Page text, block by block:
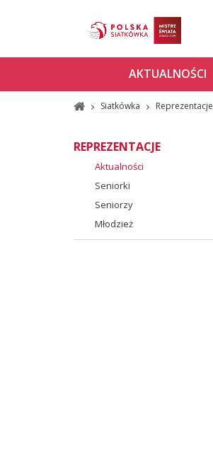
AKTUALNOŚCI
Siatkówka Reprezentacje
REPREZENTACJE
Aktualności
Seniorki
Seniorzy
Młodzież